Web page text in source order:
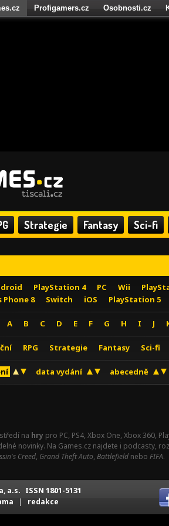
Strategie Fantasy Sci-fi
PlayStation 4 PC Wii
Phone 8
Switch iOS PlayStation 5
A B C D E F G H I J
RPG Strategie Fantasy Sci-fi
data vydání abecedně
na hry pro PC, PS4, Xbox One, Xbox 360,
novinky. Na Games.cz najdete i podcasty,
Creed, Grand Theft Auto, Battlefield nebo FIFA.
Profigamers.cz Osobnosti.cz
a.s. ISSN 1801-5131
| redakce